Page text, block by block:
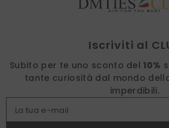
Iscriviti al
Subito per te uno sconto del 10%
tante curiosità dal mondo
imperdibili.
La tua e-mail